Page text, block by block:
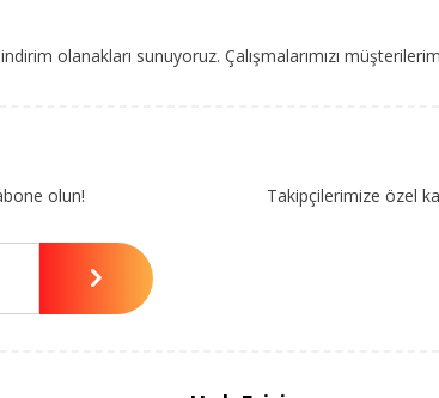
olanakları sunuyoruz. Çalışmalarımızı
olun! Takipçilerimize özel